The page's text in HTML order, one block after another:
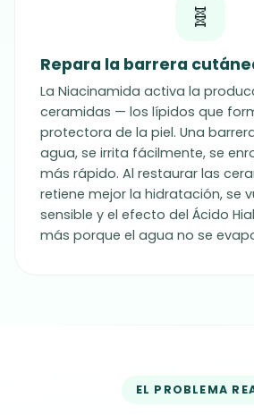
🧬
Repara la barrera
La Niacinamida activa la
ceramidas — los lípidos que
protectora de la piel. Una
agua, se irrita fácilmente, se
más rápido. Al restaurar las
retiene mejor la hidratación, se
sensible y el efecto del Ácido
más porque el agua no se
EL PROBLEMA